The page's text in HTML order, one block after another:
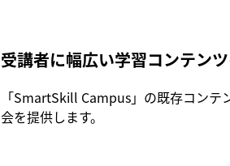
受講者に幅広い学習コンテン
「SmartSkill Campus」の既存コン
会を提供します。